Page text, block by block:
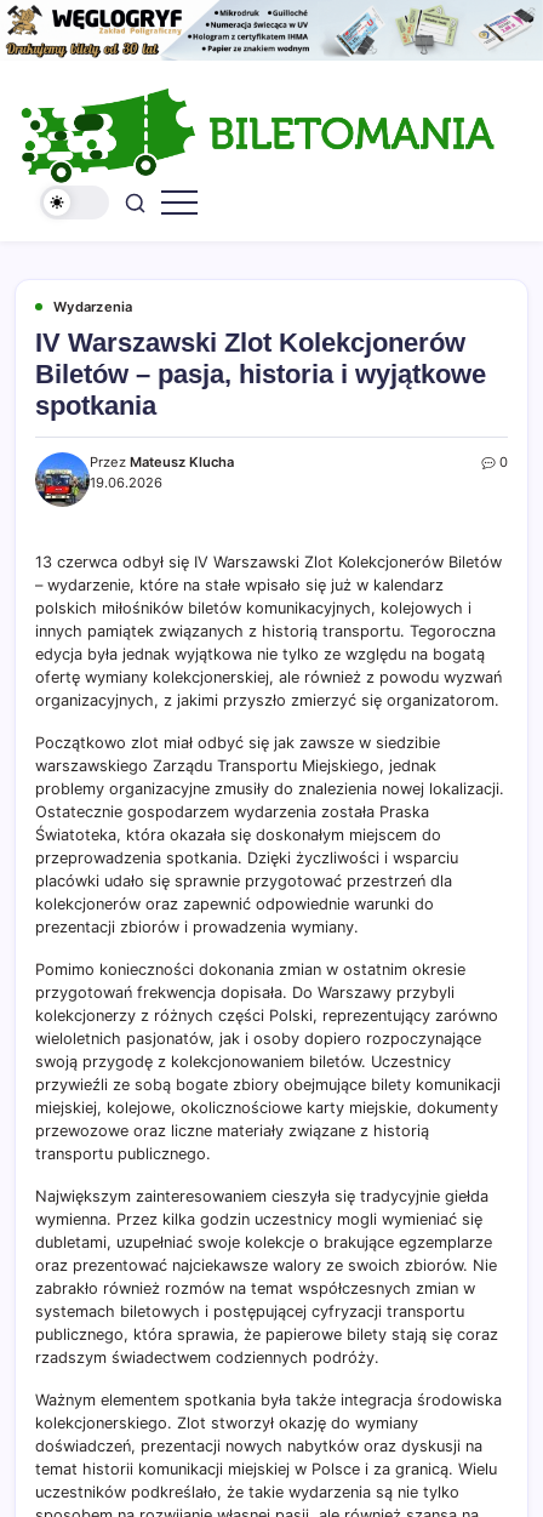
content
Serwis
Biletomania
Kolekcja
biletów
komunikacji
Wydarzenia
IV Warszawski Zlot Kolekcjonerów
Biletów – pasja, historia i wyjątkowe
spotkania
Przez Mateusz Klucha
19.06.2026
0
13 czerwca odbył się IV Warszawski Zlot Kolekcjonerów Biletów
– wydarzenie, które na stałe wpisało się już w kalendarz
polskich miłośników biletów komunikacyjnych, kolejowych i
innych pamiątek związanych z historią transportu. Tegoroczna
edycja była jednak wyjątkowa nie tylko ze względu na bogatą
ofertę wymiany kolekcjonerskiej, ale również z powodu wyzwań
organizacyjnych, z jakimi przyszło zmierzyć się organizatorom.
Początkowo zlot miał odbyć się jak zawsze w siedzibie
warszawskiego Zarządu Transportu Miejskiego, jednak
problemy organizacyjne zmusiły do znalezienia nowej lokalizacji.
Ostatecznie gospodarzem wydarzenia została Praska
Światoteka, która okazała się doskonałym miejscem do
przeprowadzenia spotkania. Dzięki życzliwości i wsparciu
placówki udało się sprawnie przygotować przestrzeń dla
kolekcjonerów oraz zapewnić odpowiednie warunki do
prezentacji zbiorów i prowadzenia wymiany.
Pomimo konieczności dokonania zmian w ostatnim okresie
przygotowań frekwencja dopisała. Do Warszawy przybyli
kolekcjonerzy z różnych części Polski, reprezentujący zarówno
wieloletnich pasjonatów, jak i osoby dopiero rozpoczynające
swoją przygodę z kolekcjonowaniem biletów. Uczestnicy
przywieźli ze sobą bogate zbiory obejmujące bilety komunikacji
miejskiej, kolejowe, okolicznościowe karty miejskie, dokumenty
przewozowe oraz liczne materiały związane z historią
transportu publicznego.
Największym zainteresowaniem cieszyła się tradycyjnie giełda
wymienna. Przez kilka godzin uczestnicy mogli wymieniać się
dubletami, uzupełniać swoje kolekcje o brakujące egzemplarze
oraz prezentować najciekawsze walory ze swoich zbiorów. Nie
zabrakło również rozmów na temat współczesnych zmian w
systemach biletowych i postępującej cyfryzacji transportu
publicznego, która sprawia, że papierowe bilety stają się coraz
rzadszym świadectwem codziennych podróży.
Ważnym elementem spotkania była także integracja środowiska
kolekcjonerskiego. Zlot stworzył okazję do wymiany
doświadczeń, prezentacji nowych nabytków oraz dyskusji na
temat historii komunikacji miejskiej w Polsce i za granicą. Wielu
uczestników podkreślało, że takie wydarzenia są nie tylko